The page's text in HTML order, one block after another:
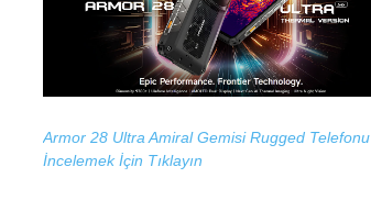
Armor 28 Ultra Amiral Gemisi Rugged Telefonu
İncelemek İçin Tıklayın